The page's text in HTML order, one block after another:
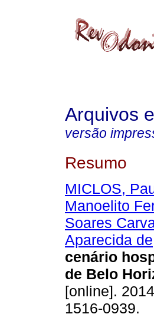
Arquivos
versão
Resumo
MICLOS,
Manoelito
Soares
Aparecida de
cenário
de Belo
[online].
1516-0939.